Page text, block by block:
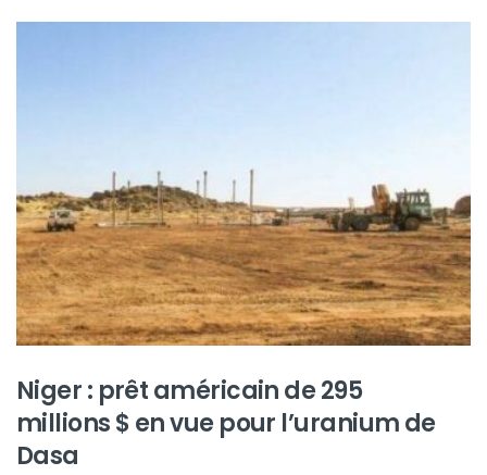
Niger : prêt américain de 295
millions $ en vue pour l’uranium de
Dasa